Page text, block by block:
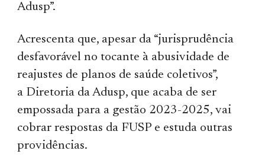
Adusp”.
Acrescenta que, apesar da “jurisprudência
desfavorável no tocante à abusividade de
reajustes de planos de saúde coletivos”,
a Diretoria da Adusp, que acaba de ser
empossada para a gestão 2023-2025, vai
cobrar respostas da FUSP e estuda outras
providências.